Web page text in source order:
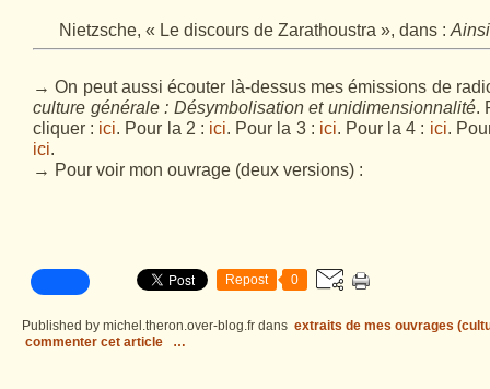
Nietzsche, « Le discours de Zarathoustra », dans :
→ On peut aussi écouter là-dessus mes émissions de
culture générale : Désymbolisation et unidimensionnalité.
cliquer : ici. Pour la 2 : ici. Pour la 3 : ici. Pour la 4 : ici.
ici.
→ Pour voir mon ouvrage (deux versions) :
Repost 0
Published by michel.theron.over-blog.fr dans extraits de mes ouvrages
commenter cet article
…